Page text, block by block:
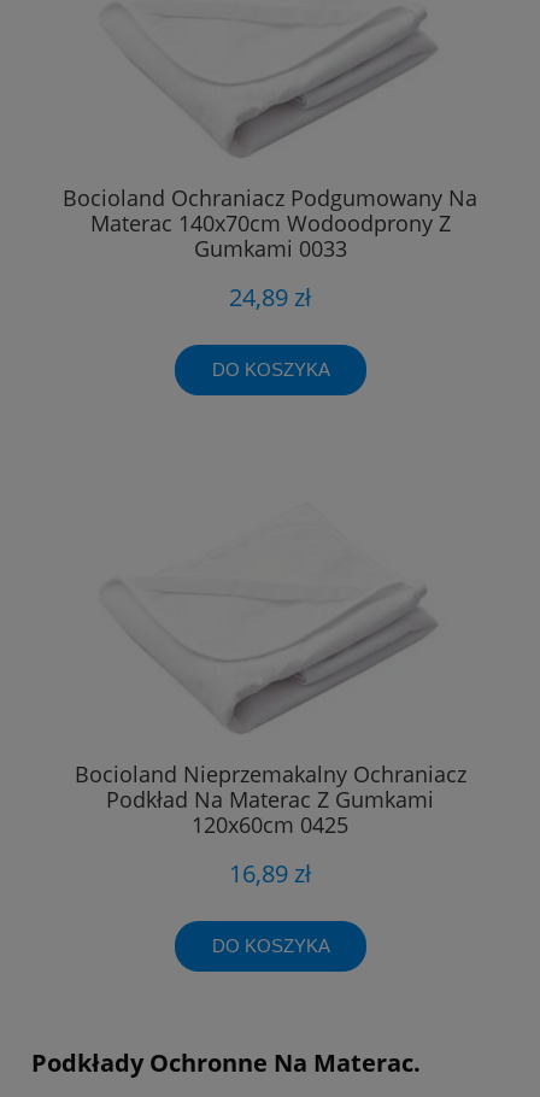
Bocioland Ochraniacz Podgumowany Na
Materac 140x70cm Wodoodprony Z
Gumkami 0033
24,89 zł
DO KOSZYKA
Bocioland Nieprzemakalny Ochraniacz
Podkład Na Materac Z Gumkami
120x60cm 0425
16,89 zł
DO KOSZYKA
Podkłady Ochronne Na Materac.